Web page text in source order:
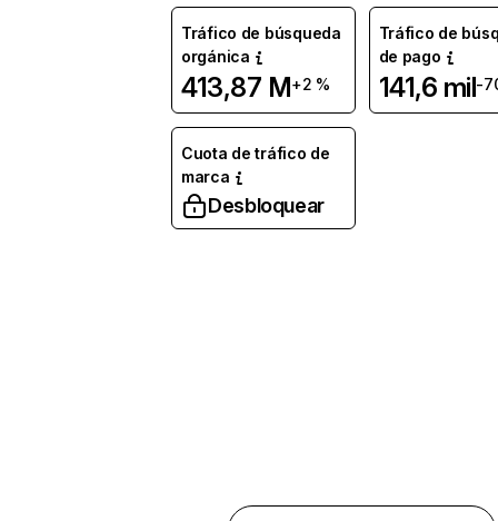
Tráfico de búsqueda
orgánica
413,87 M+2 %
Tráfico de
de pago
141,6 mil-
Cuota de tráfico de
marca
Desbloquear